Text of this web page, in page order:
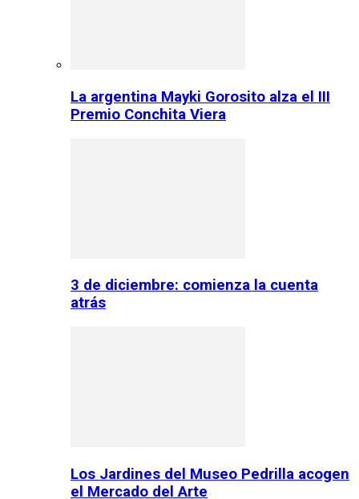
La argentina Mayki Gorosito alza el III
Premio Conchita Viera
3 de diciembre: comienza la cuenta
atrás
Los Jardines del Museo Pedrilla acogen
el Mercado del Arte